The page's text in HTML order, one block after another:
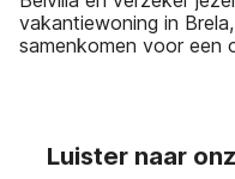
vakantiewoning in
samenkomen voor een
Luister naar